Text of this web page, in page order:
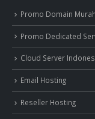
Promo Domain Murah
Promo Dedicated
Cloud Server
Email Hosting
Reseller Hosting